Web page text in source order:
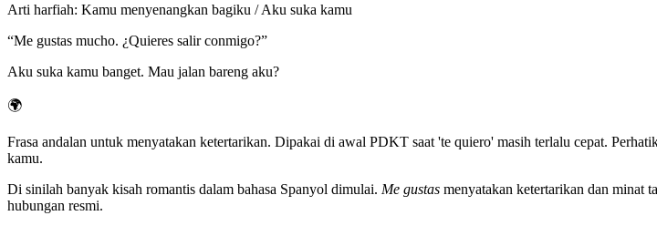
Arti harfiah: Kamu menyenangkan bagiku / Aku suka kamu
“Me gustas mucho. ¿Quieres salir conmigo?”
Aku suka kamu banget. Mau jalan bareng aku?
🌍
Frasa andalan untuk menyatakan ketertarikan. Dipakai di awal PDKT saat 'te quiero' masih terlalu cepat.
kamu.
Di sinilah banyak kisah romantis dalam bahasa Spanyol dimulai. Me gustas menyatakan ketertarikan dan minat
hubungan resmi.